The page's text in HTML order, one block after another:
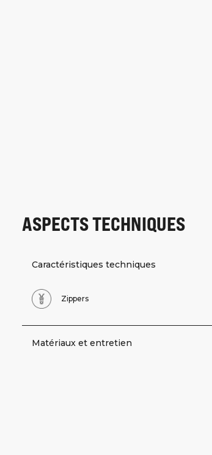
ASPECTS TECHNIQUES
Caractéristiques techniques
Zippers
Matériaux et entretien